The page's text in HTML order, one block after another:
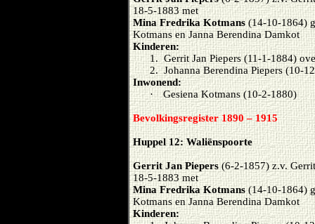
18-5-1883 met
Mina Fredrika Kotmans(14-10-1864)
Kotmans en Janna Berendina Damkot
Kinderen:
1. Gerrit Jan Piepers (11-1-1884)
2. Johanna Berendina Piepers (10-
Inwonend:
·
Gesiena Kotmans (10-2-1880)
Bevolkingsregister 1890 – 1915
Huppel 12: Waliënspoorte
Gerrit Jan Piepers (6-2-1857) z.v.
18-5-1883 met
Mina Fredrika Kotmans(14-10-1864)
Kotmans en Janna Berendina Damkot
Kinderen: